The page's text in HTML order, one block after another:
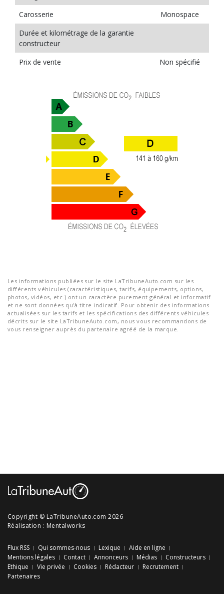
Carosserie
Monospace
Durée et kilométrage de la garantie
constructeur
Prix de vente
Non spécifié
Les informations publiées sur le site LaTribuneAuto.com sur les
différents véhicules (caractéristiques, tarifs, équipements, options,
photos, vidéos, etc.) ont un caractère purement général et informatif
et ne sont données qu'à titre indicatif. Pour obtenir des informations
actualisées sur les tarifs et les spécifications des différents véhicules
décrits sur le site LaTribuneAuto.com, nous vous recommandons de
vous renseigner auprès du partenaire agréé de la marque.
Copyright © LaTribuneAuto.com 2026
Réalisation : Mentalworks
Flux RSS Qui sommes-nous Lexique
Aide en ligne
Mentions légales
Contact Annonceurs Médias
Constructeurs
Ethique
Vie privée Cookies Rédacteur
Recrutement
Partenaires